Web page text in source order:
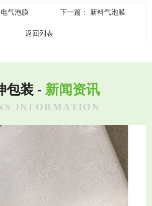
气泡膜 下一篇： 新料气泡膜
返回列表
包装 - 新闻资讯
INFORMATION